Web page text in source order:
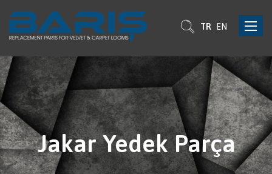
Toggle
TR EN
Jakar Yedek Parça